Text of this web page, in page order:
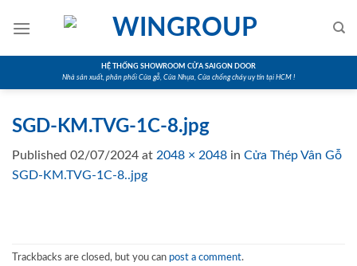
HỆ THỐNG SHOWROOM CỬA SAIGON DOOR
Nhà sản xuất, phân phối Cửa gỗ, Cửa Nhựa, Cửa chống cháy uy tín tại HCM !
SGD-KM.TVG-1C-8.jpg
Published 02/07/2024 at 2048 × 2048 in Cửa Thép Vân Gỗ
SGD-KM.TVG-1C-8..jpg
Trackbacks are closed, but you can post a comment.